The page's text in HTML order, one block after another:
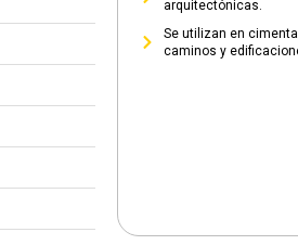
arquitectónicas.
Se utilizan en
caminos y